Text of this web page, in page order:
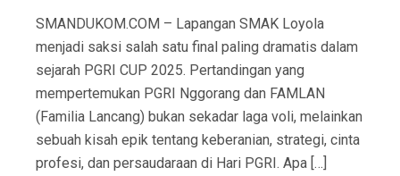
SMANDUKOM.COM – Lapangan SMAK Loyola
menjadi saksi salah satu final paling dramatis dalam
sejarah PGRI CUP 2025. Pertandingan yang
mempertemukan PGRI Nggorang dan FAMLAN
(Familia Lancang) bukan sekadar laga voli, melainkan
sebuah kisah epik tentang keberanian, strategi, cinta
profesi, dan persaudaraan di Hari PGRI. Apa […]